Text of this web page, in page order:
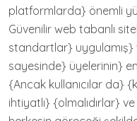
platformlarda} önemli
Güvenilir web tabanlı
standartlar}
sayesinde} üyelerinin}
{Ancak kullanıcılar da}
ihtiyatlı} {olmalıdırlar}